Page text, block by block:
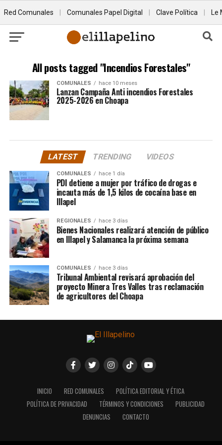
Red Comunales Comunales Papel Digital Clave Política Le
All posts tagged "Incendios Forestales"
COMUNALES hace 10 meses
Lanzan Campaña Anti incendios Forestales
2025-2026 en Choapa
LATEST TRENDING VIDEOS
COMUNALES hace 1 día
PDI detiene a mujer por tráfico de drogas e
incauta más de 1,5 kilos de cocaína base en
Illapel
REGIONALES hace 3 días
Bienes Nacionales realizará atención de público
en Illapel y Salamanca la próxima semana
COMUNALES hace 3 días
Tribunal Ambiental revisará aprobación del
proyecto Minera Tres Valles tras reclamación
de agricultores del Choapa
INICIO RED COMUNALES
POLÍTICA EDITORIAL Y ÉTICA
POLÍTICA DE PRIVACIDAD
TÉRMINOS Y CONDICIONES
PUBLICIDAD
DENUNCIAS
CONTACTO